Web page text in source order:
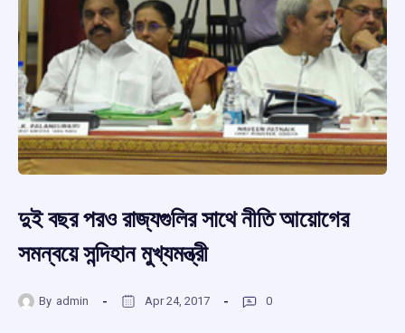
দুই বছর পরও রাজ্যগুলির সাথে নীতি আয়োগের
সমন্বয়ে সন্দিহান মুখ্যমন্ত্রী
By admin Apr 24, 2017 0